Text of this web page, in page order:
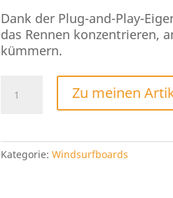
Dank der Plug-and-Play-
das Rennen konzentrieren,
kümmern.
Mega
Zu meinen
Kategorie: Windsurfboards